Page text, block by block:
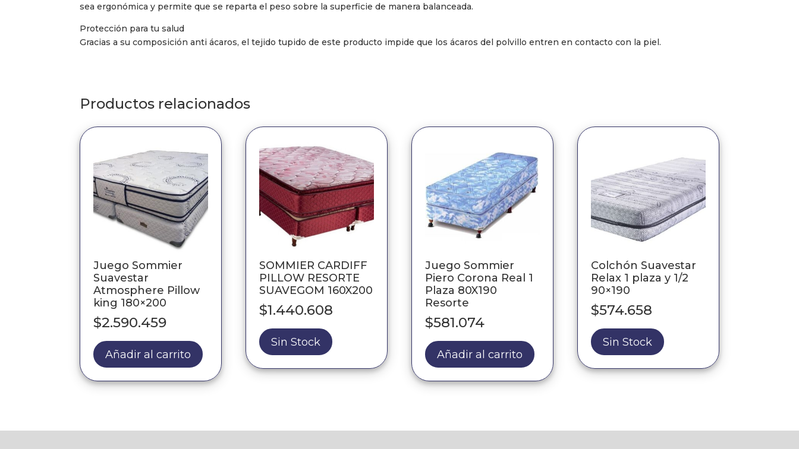
sea ergonómica y permite que se reparta el peso sobre la superficie de manera balanceada.
Protección para tu salud
Gracias a su composición anti ácaros, el tejido tupido de este producto impide que los ácaros del polvillo entren en contacto con la piel.
Productos relacionados
Juego Sommier
Suavestar
Atmosphere Pillow
king 180×200
$2.590.459
Añadir al carrito
SOMMIER CARDIFF
PILLOW RESORTE
SUAVEGOM 160X200
$1.440.608
Sin Stock
Juego Sommier
Piero Corona Real 1
Plaza 80X190
Resorte
$581.074
Añadir al carrito
Colchón Suavestar
Relax 1 plaza y 1/2
90×190
$574.658
Sin Stock